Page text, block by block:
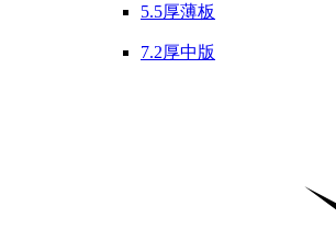
5.5厚薄板
7.2厚中版